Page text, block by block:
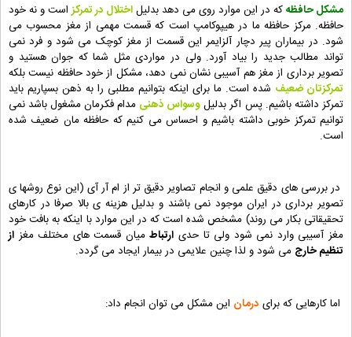
مشکل حافظهکه در این موارد روی می دهد بدلیلاختلال در تمرکزاست و نه خود
حافظه. مرکز حافظه ما در هیپوکامپ است که قسمت مهمی از مغز محسوب می
شود. در بیماران پیر دچار آلزایمر این قسمت از مغز کوچک می شود و فرد نمی
تواند مطالب جدید را بیاد آورد. ولی در مواردی مثل شما که جوان هستید و
تصویر برداری از مغز هم آسیبی نشان نمی دهد، مشکل از خود حافظه نیست بلکه
تمرکزتان ضعیف شده است. ما برای اینکه بتوانیم مطلبی را به ذهن بسپاریم باید
تمرکز داشته باشیم. پس اگر بدلیلوسواس ذهنی مدام فکرمان مشغول باشد نمی
توانیم تمرکز خوبی داشته باشیم و احساس می کنیم که حافظه مان ضعیف شده
است.
در بررسی های دقیق علمی و انجام تصاویر دقیق تر از ام آر آی (این نوع روشها ی
تصویر برداری در ایران موجود نمی باشند و بدلیل هزینه ی بالا صرفا در کارهای
تحقیقاتی بکار می روند) مشخص شده است که در این موارد با اینکه به بافت خود
مغز آسیبی وارد نمی شود ولی تا حدی ارتباطمیان قسمت های مختلف مغز از
تنظیم خارج می شود و لذا چنین علایمی در بیمار ایجاد می گردد.
اما کارهایی که برای درمان این مشکل می توان انجام داد: